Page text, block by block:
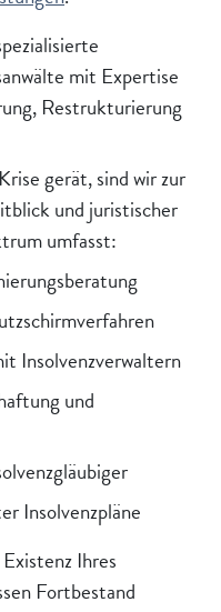
mit Expertise
Restrukturierung
gerät, sind wir zur
und juristischer
umfasst:
Insolvenzverwaltern
und
Insolvenzpläne
Ihres
Fortbestand